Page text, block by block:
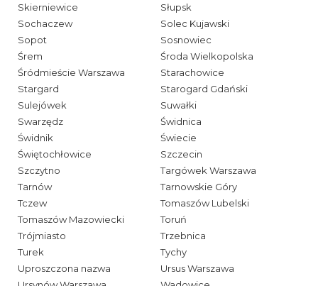
Skierniewice
Słupsk
Sochaczew
Solec Kujawski
Sopot
Sosnowiec
Śrem
Środa Wielkopolska
Śródmieście Warszawa
Starachowice
Stargard
Starogard Gdański
Sulejówek
Suwałki
Swarzędz
Świdnica
Świdnik
Świecie
Świętochłowice
Szczecin
Szczytno
Targówek Warszawa
Tarnów
Tarnowskie Góry
Tczew
Tomaszów Lubelski
Tomaszów Mazowiecki
Toruń
Trójmiasto
Trzebnica
Turek
Tychy
Uproszczona nazwa
Ursus Warszawa